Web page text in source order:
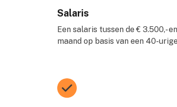
Salaris
Een salaris tussen de € 3.500,-
maand op basis van een 40-